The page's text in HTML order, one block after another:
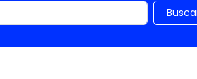
por palabra clave